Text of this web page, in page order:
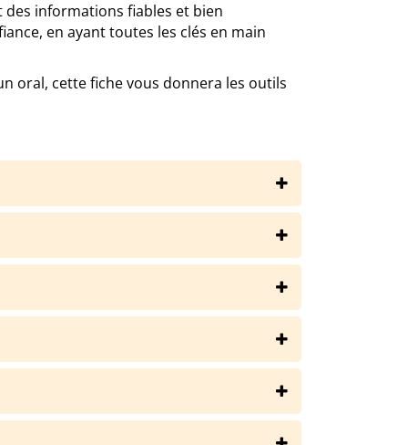
informations fiables et bien
en ayant toutes les clés en main
oral, cette fiche vous donnera les outils